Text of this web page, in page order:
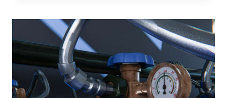
PAR
UN
ÉCLAIRAGE
LED
À
LA
BRUYÈRE